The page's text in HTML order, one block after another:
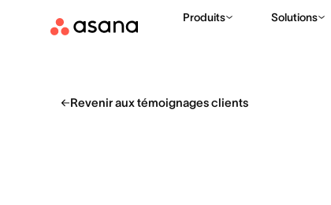
Produits Solutions
Revenir aux témoignages clients